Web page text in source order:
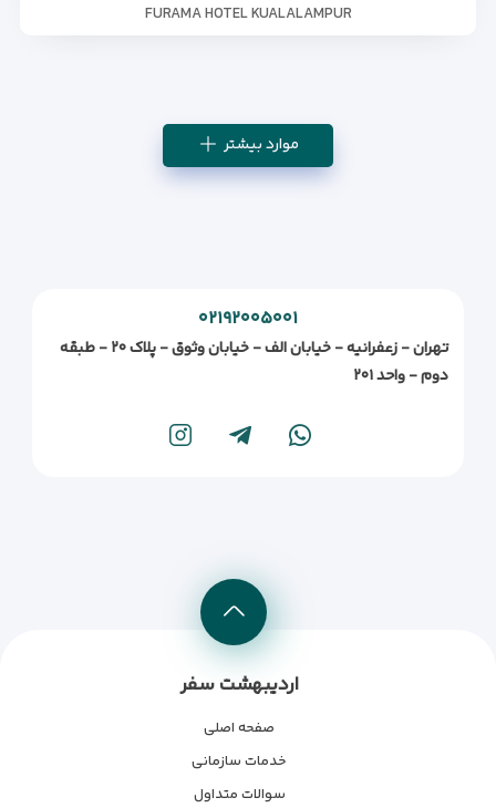
FURAMA HOTEL KUALALAMPUR
موارد بیشتر
۰۲۱۹۲۰۰۵۰۰۱
تهران - زعفرانیه - خیابان الف - خیابان وثوق - پلاک ۲۰ - طبقه
دوم - واحد ۲۰۱
اردیبهشت سفر
صفحه اصلی
خدمات سازمانی
سوالات متداول